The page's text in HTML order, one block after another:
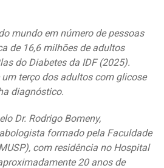
mundo em número de pessoas
de 16,6 milhões de adultos
do Diabetes da IDF (2025).
um terço dos adultos com glicose
diagnóstico.
Dr. Rodrigo Bomeny,
formado pela Faculdade
com residência no Hospital
20 anos de